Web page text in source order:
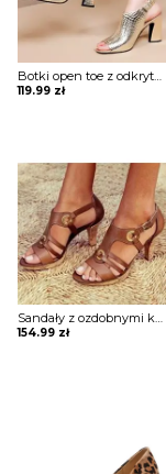
119.99 zł
154.99 zł